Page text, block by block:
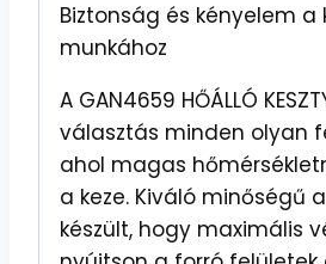
Biztonság és kényelem a
munkához
A GAN4659 HŐÁLLÓ
választás minden olyan
ahol magas
a keze. Kiváló minőségű
készült, hogy maximális